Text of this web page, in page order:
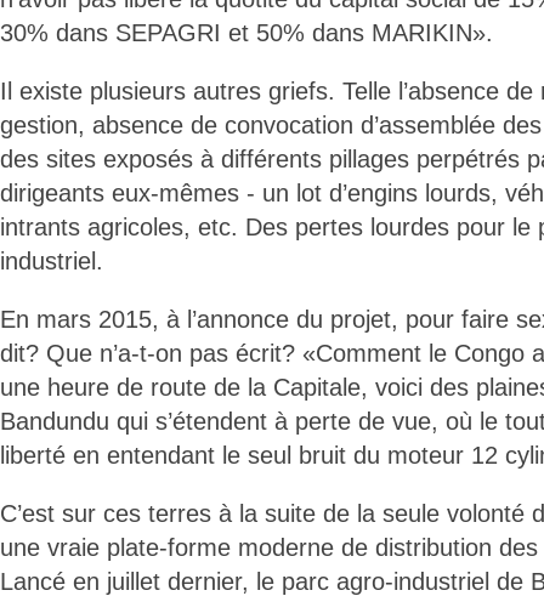
30% dans SEPAGRI et 50% dans MARIKIN».
Il existe plusieurs autres griefs. Telle l’absence
gestion, absence de convocation d’assemblée
des sites exposés à différents pillages perpétrés
dirigeants eux-mêmes - un lot d’engins lourds,
intrants agricoles, etc. Des pertes lourdes pour le
industriel.
En mars 2015, à l’annonce du projet, pour faire
dit? Que n’a-t-on pas écrit? «Comment le Congo
une heure de route de la Capitale, voici des
Bandundu qui s’étendent à perte de vue, où le
liberté en entendant le seul bruit du moteur 12
C’est sur ces terres à la suite de la seule volonté
une vraie plate-forme moderne de distribution
Lancé en juillet dernier, le parc agro-industriel de